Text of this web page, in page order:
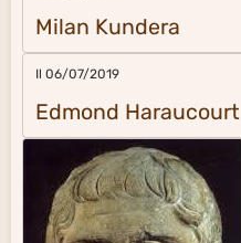
Milan Kundera
Il 06/07/2019
Edmond Haraucourt